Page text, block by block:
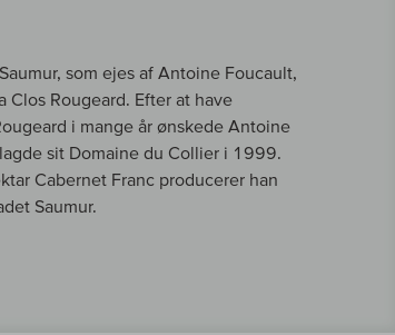
som ejes af Antoine Foucault,
Clos Rougeard. Efter at have
i mange år ønskede Antoine
sit Domaine du Collier i 1999.
Cabernet Franc producerer han
Saumur.